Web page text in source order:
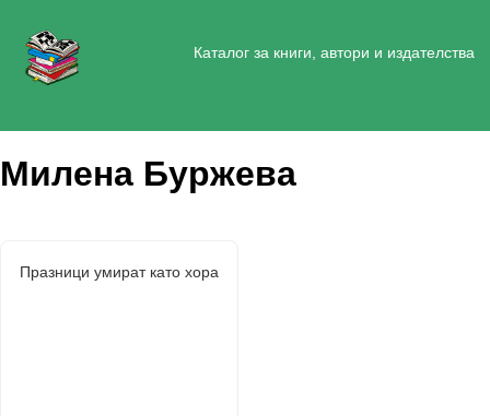
Каталог за книги, автори и издателства
Милена Буржева
Празници умират като хора